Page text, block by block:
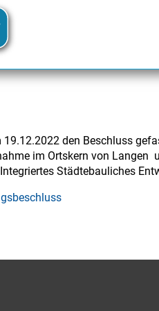
den Beschluss
im Ortskern von
Städtebauliches